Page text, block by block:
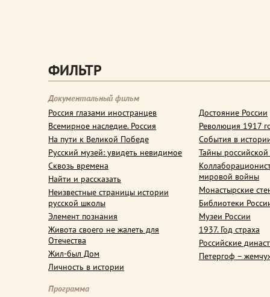
ФИЛЬТР
Документальный фильм
Россия глазами иностранцев
Всемирное наследие. Россия
На пути к Великой Победе
Русский музей: увидеть невидимое
Сквозь времена
Найти и рассказать
Неизвестные страницы истории
русской школы
Элемент познания
Живота своего не жалеть для
Отечества
Жил-был Дом
Личность в истории
Достояние России
Революция 1917
События в
Тайны
мировой войны
Монастырские
Библиотеки
Музеи России
1937. Год страха
Российские
Петергоф –
Программа